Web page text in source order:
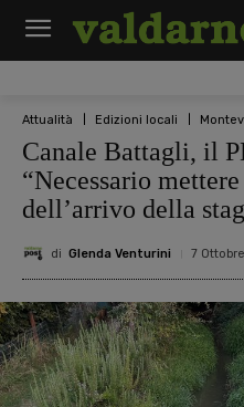
Attualità Edizioni locali
Canale Battagli, il
“Necessario
dell’arrivo della
di Glenda Venturini 7